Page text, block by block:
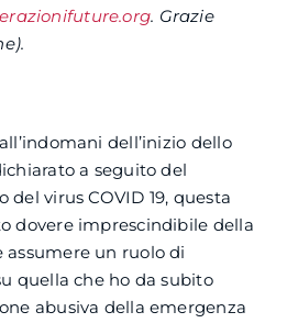
. Grazie
dell’inizio dello
a seguito del
virus COVID 19, questa
dovere imprescindibile della
assumere un ruolo di
quella che ho da subito
abusiva della emergenza